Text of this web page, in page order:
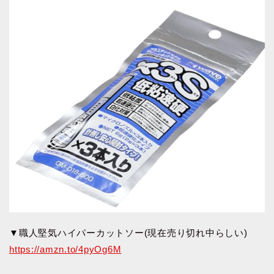
▼職人堅気ハイパーカットソー(現在売り切れ中らしい)
https://amzn.to/4pyOg6M